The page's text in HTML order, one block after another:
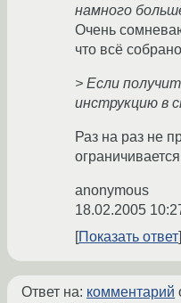
намного
Очень
что всё
> Если
инструкцию в
Раз на раз не
anonymous
18.02.2005
Показать ответ
Ответ на: комментарий